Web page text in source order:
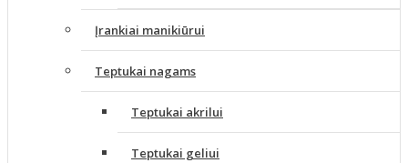
Įrankiai manikiūrui
Teptukai nagams
Teptukai akrilui
Teptukai geliui